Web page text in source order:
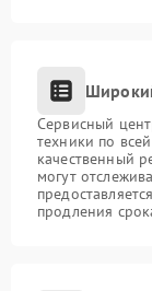
Сервисный
техники по
качественный
могут
продления